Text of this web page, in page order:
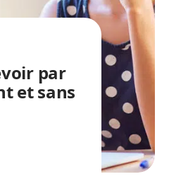
par
et sans